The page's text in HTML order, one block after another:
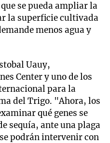
se pueda ampliar la
la superficie cultivada
menos agua y
Uauy,
Center y uno de los
para la
del Trigo. "Ahora, los
qué genes se
sequía, ante una plaga
podrán intervenir con